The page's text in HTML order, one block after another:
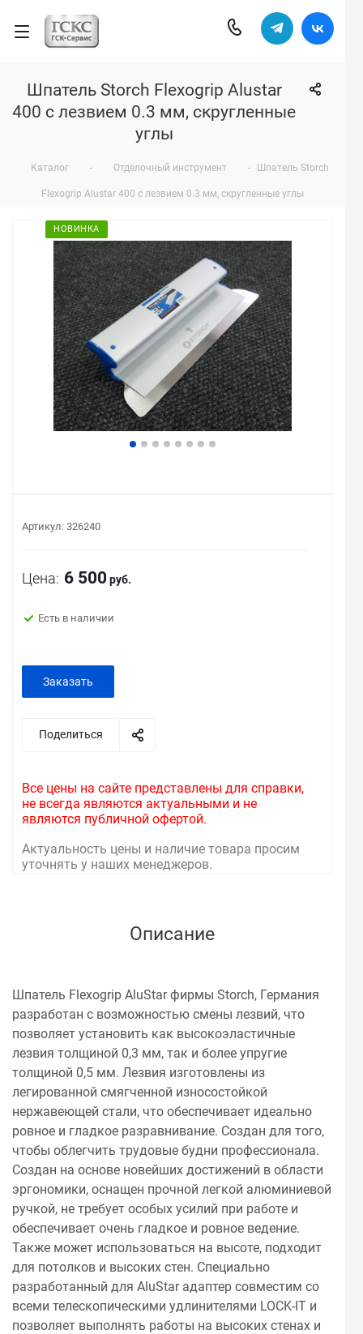
Шпатель Storch Flexogrip Alustar
400 с лезвием 0.3 мм, скругленные
углы
Каталог - Отделочный инструмент - Шпатель Storch
Flexogrip Alustar 400 с лезвием 0.3 мм, скругленные углы
НОВИНКА
Артикул: 326240
Цена: 6 500 руб.
Есть в наличии
Заказать
Поделиться
Все цены на сайте представлены для справки,
не всегда являются актуальными и не
являются публичной офертой.
Актуальность цены и наличие товара просим
уточнять у наших менеджеров.
Описание
Шпатель Flexogrip AluStar фирмы Storch, Германия
разработан с возможностью смены лезвий, что
позволяет установить как высокоэластичные
лезвия толщиной 0,3 мм, так и более упругие
толщиной 0,5 мм. Лезвия изготовлены из
легированной смягченной износостойкой
нержавеющей стали, что обеспечивает идеально
ровное и гладкое разравнивание. Создан для того,
чтобы облегчить трудовые будни профессионала.
Создан на основе новейших достижений в области
эргономики, оснащен прочной легкой алюминиевой
ручкой, не требует особых усилий при работе и
обеспечивает очень гладкое и ровное ведение.
Также может использоваться на высоте, подходит
для потолков и высоких стен. Специально
разработанный для AluStar адаптер совместим со
всеми телескопическими удлинителями LOCK-IT и
позволяет выполнять работы на высоких стенах и